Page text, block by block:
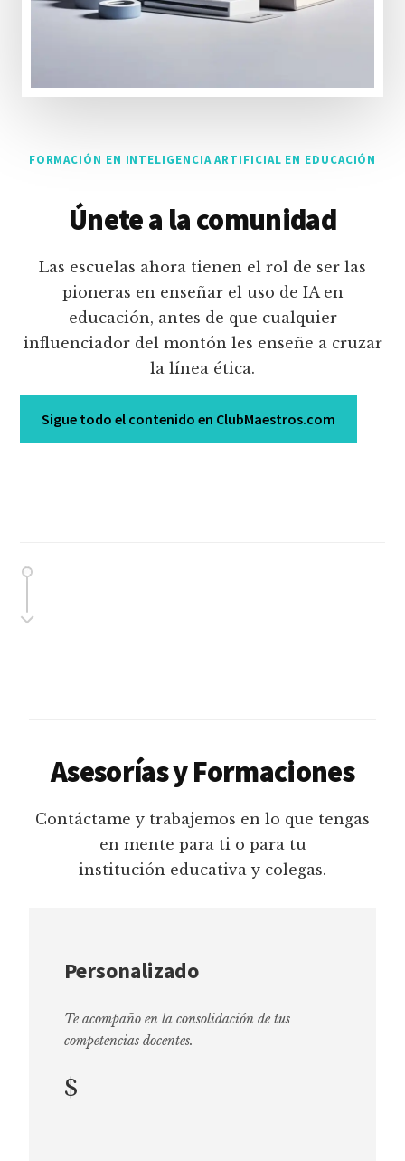
FORMACIÓN EN INTELIGENCIA ARTIFICIAL EN EDUCACIÓN
Únete a la comunidad
Las escuelas ahora tienen el rol de ser las
pioneras en enseñar el uso de IA en
educación, antes de que cualquier
influenciador del montón les enseñe a cruzar
la línea ética.
Sigue todo el contenido en ClubMaestros.com
Asesorías y Formaciones
Contáctame y trabajemos en lo que tengas
en mente para ti o para tu
institución educativa y colegas.
Personalizado
Te acompaño en la consolidación de tus
competencias docentes.
$